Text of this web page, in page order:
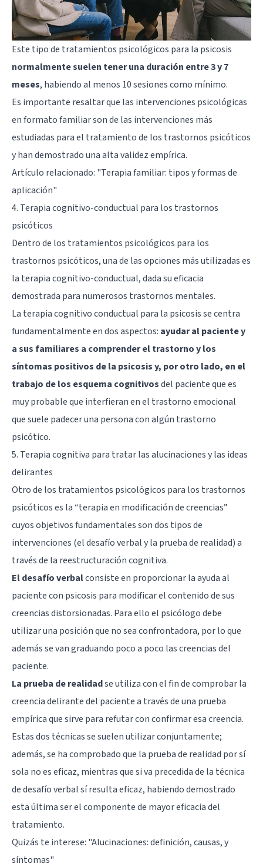
Este tipo de tratamientos psicológicos para la psicosis
normalmente suelen tener una duración entre 3 y 7
meses, habiendo al menos 10 sesiones como mínimo.
Es importante resaltar que las intervenciones psicológicas
en formato familiar son de las intervenciones más
estudiadas para el tratamiento de los trastornos psicóticos
y han demostrado una alta validez empírica.
Artículo relacionado: "Terapia familiar: tipos y formas de
aplicación"
4. Terapia cognitivo-conductual para los trastornos
psicóticos
Dentro de los tratamientos psicológicos para los
trastornos psicóticos, una de las opciones más utilizadas es
la terapia cognitivo-conductual, dada su eficacia
demostrada para numerosos trastornos mentales.
La terapia cognitivo conductual para la psicosis se centra
fundamentalmente en dos aspectos: ayudar al paciente y
a sus familiares a comprender el trastorno y los
síntomas positivos de la psicosis y, por otro lado, en el
trabajo de los esquema cognitivosdel paciente que es
muy probable que interfieran en el trastorno emocional
que suele padecer una persona con algún trastorno
psicótico.
5. Terapia cognitiva para tratar las alucinaciones y las ideas
delirantes
Otro de los tratamientos psicológicos para los trastornos
psicóticos es la “terapia en modificación de creencias”
cuyos objetivos fundamentales son dos tipos de
intervenciones (el desafío verbal y la prueba de realidad) a
través de la reestructuración cognitiva.
El desafío verbalconsiste en proporcionar la ayuda al
paciente con psicosis para modificar el contenido de sus
creencias distorsionadas. Para ello el psicólogo debe
utilizar una posición que no sea confrontadora, por lo que
además se van graduando poco a poco las creencias del
paciente.
La prueba de realidadse utiliza con el fin de comprobar la
creencia delirante del paciente a través de una prueba
empírica que sirve para refutar con confirmar esa creencia.
Estas dos técnicas se suelen utilizar conjuntamente;
además, se ha comprobado que la prueba de realidad por sí
sola no es eficaz, mientras que si va precedida de la técnica
de desafío verbal sí resulta eficaz, habiendo demostrado
esta última ser el componente de mayor eficacia del
tratamiento.
Quizás te interese: "Alucinaciones: definición, causas, y
síntomas"